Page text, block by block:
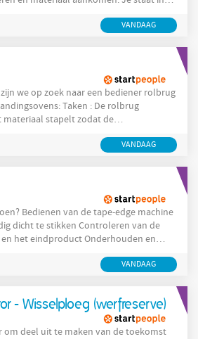
en PBM's. Daarnaast
VANDAAG
Taken : De rolbrug
materiaal stapelt zodat de
mogelijke mengeling zodat een
VANDAAG
Controleren van de
Onderhouden en
de productie optimaal te latenVANDAAG
- Wisselploeg (werfreserve)